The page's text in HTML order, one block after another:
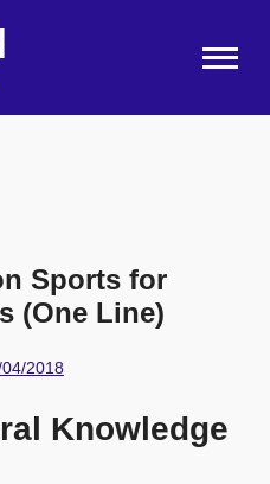
Sports for
(One Line)
2018
Knowledge